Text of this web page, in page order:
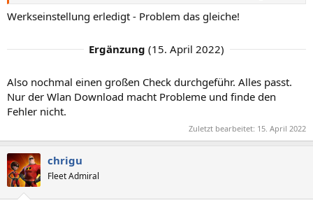
Werkseinstellung erledigt - Problem das gleiche!
Ergänzung (15. April 2022)
Also nochmal einen großen Check durchgeführ. Alles passt.
Nur der Wlan Download macht Probleme und finde den
Fehler nicht.
Zuletzt bearbeitet: 15. April 2022
chrigu
Fleet Admiral